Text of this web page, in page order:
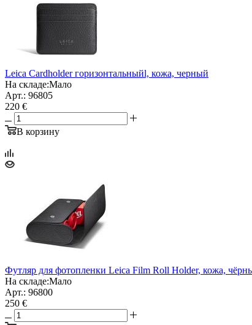
Leica Cardholder горизонтальныйl, кожа, черный
На складе:Мало
Арт.: 96805
220 €
В корзину
Футляр для фотопленки Leica Film Roll Holder, кожа,
На складе:Мало
Арт.: 96800
250 €